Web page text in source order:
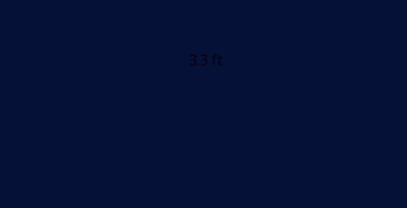
3.3 ft